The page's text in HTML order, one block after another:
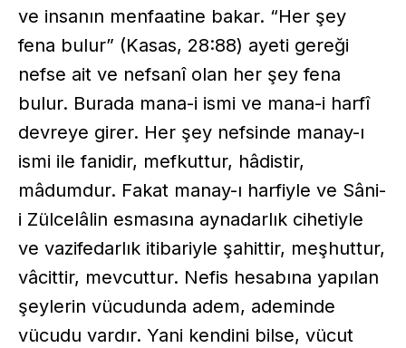
ve insanın menfaatine bakar. “Her şey
fena bulur” (Kasas, 28:88) ayeti gereği
nefse ait ve nefsanî olan her şey fena
bulur. Burada mana-i ismi ve mana-i harfî
devreye girer. Her şey nefsinde manay-ı
ismi ile fanidir, mefkuttur, hâdistir,
mâdumdur. Fakat manay-ı harfiyle ve Sâni-
i Zülcelâlin esmasına aynadarlık cihetiyle
ve vazifedarlık itibariyle şahittir, meşhuttur,
vâcittir, mevcuttur. Nefis hesabına yapılan
şeylerin vücudunda adem, ademinde
vücudu vardır. Yani kendini bilse, vücut